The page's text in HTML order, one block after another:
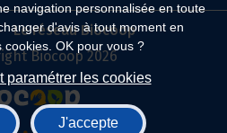
navigation personnalisée en toute
d'avis à tout moment en
cookies. OK pour vous ?
paramétrer les cookies
J'accepte
Le réseau Biocoop
Biocoop 2026